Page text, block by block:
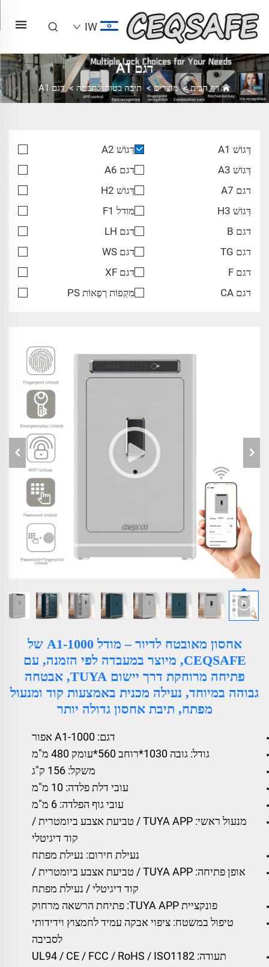
IW
דגם A1
דף הבית>מוצרים>תיבה בטוחה חכמה >דגם A1
דְּגוֹשׁ A1
דְּגוֹשׁ A2
דְּגוֹשׁ A3
דגם A6
דגם A7
דְּגוֹשׁ H2
דְּגוֹשׁ H3
מודל F1
דגם B
דגם LH
דגם TG
דגם WS
דגם F
דגם XF
דגם CA
מִקְפוֹת רְפֻאוֹת PS
אחסון מאובטח לדיור – מודל A1-1000 של
CEQSAFE, מיוצר במעבדה לפי הזמנה, עם
פתיחה מרוחקת דרך יישום TUYA, אבטחה
גבוהה במיוחד, נעילה מכנית באמצעות קוד ומנעול
מפתח, תיבת אחסון גדולה יותר
דגם: A1-1000 אפור
גודל: גובה 1030*רוחב 560*עומק 480 מ"מ
משקל: 156 ק"ג
עובי דלת פלדה: 10 מ"מ
עובי גוף הפלדה: 6 מ"מ
מנעול ראשי: TUYA APP / טביעת אצבע ביומטרית /
קוד דיגיטלי
נעילת חירום: נעילת מפתח
אופן פתיחה: TUYA APP / טביעת אצבע ביומטרית /
קוד דיגיטלי / נעילת מפתח
פונקציית TUYA APP: פתיחת הרשאה מרחוק
טיפול במשטח: ציפוי אבקה עמיד לחמצוץ וידידותי
לסביבה
תעודה: UL94 / CE / FCC / RoHS / ISO1182